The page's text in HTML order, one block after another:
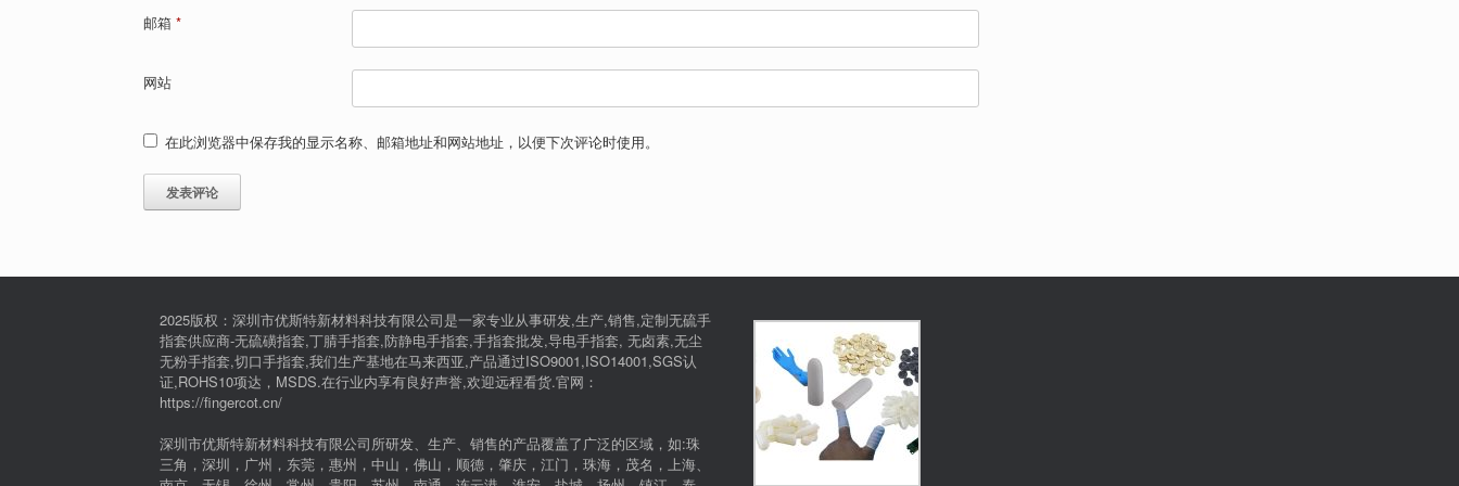
邮箱 *
网站
在此浏览器中保存我的显示名称、邮箱地址和网站地址，以便下次评论时使用。
2025版权：深圳市优斯特新材料科技有限公司是一家专业从事研发,生产,销售,定制无硫手
指套供应商-无硫磺指套,丁腈手指套,防静电手指套,手指套批发,导电手指套, 无卤素,无尘
无粉手指套,切口手指套,我们生产基地在马来西亚,产品通过ISO9001,ISO14001,SGS认
证,ROHS10项达，MSDS.在行业内享有良好声誉,欢迎远程看货.官网：
https://fingercot.cn/
深圳市优斯特新材料科技有限公司所研发、生产、销售的产品覆盖了广泛的区域，如:珠
三角，深圳，广州，东莞，惠州，中山，佛山，顺德，肇庆，江门，珠海，茂名，上海、